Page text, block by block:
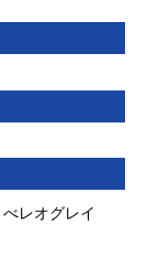
レオグレイ